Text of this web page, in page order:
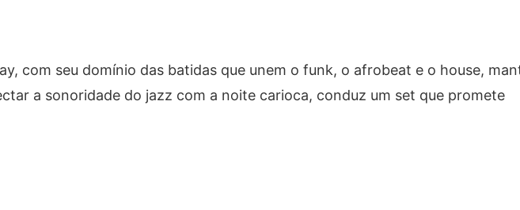
com seu domínio das batidas que unem o funk, o afrobeat e o house,
a sonoridade do jazz com a noite carioca, conduz um set que promete